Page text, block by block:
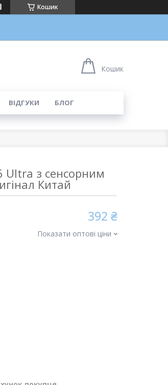
Кошик
Кошик
ВІДГУКИ БЛОГ
Ultra з сенсорним
Китай
392 ₴
Показати оптові ціни